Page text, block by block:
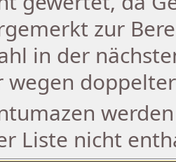
zur
in der
wegen
Liste nicht